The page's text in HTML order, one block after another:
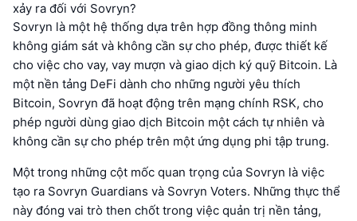
xảy ra đối với Sovryn?
Sovryn là một hệ thống dựa trên hợp đồng thông minh
không giám sát và không cần sự cho phép, được thiết kế
cho việc cho vay, vay mượn và giao dịch ký quỹ Bitcoin. Là
một nền tảng DeFi dành cho những người yêu thích
Bitcoin, Sovryn đã hoạt động trên mạng chính RSK, cho
phép người dùng giao dịch Bitcoin một cách tự nhiên và
không cần sự cho phép trên một ứng dụng phi tập trung.
Một trong những cột mốc quan trọng của Sovryn là việc
tạo ra Sovryn Guardians và Sovryn Voters. Những thực thể
này đóng vai trò then chốt trong việc quản trị nền tảng,